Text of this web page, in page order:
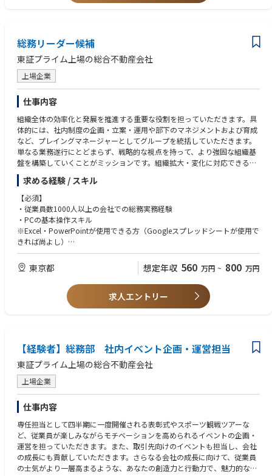
総務リーダー候補
東証プライム上場の総合不動産会社
上場企業
仕事内容
組織全体の効率化と発展を推進する重要な役割を担っていただきます。具
体的には、社内制度の企画・立案・運用や部下のマネジメントおよび育成
など、プレイングマネージャーとしてグループを統括していただきます。
単なる業務遂行にとどまらず、戦略的な視点を持って、より強固な組織基
盤を構築していくことがミッションです。組織拡大・変化に対応できる体
制構築や会社全体の成長に貢献していくことを期待しています。
【具体的には】
・総務部門の統括および戦略立案
・社内制度の企画・立案・運用
・部下のマネジメントおよび育成
・全社的な業務改善プロジェクトの推進
求める経験 / スキル
【必須】
・従業員数1000人以上の会社での総務実務経験
・PCの基本操作スキル
※Excel・PowerPointが使用できる方（Googleスプレッドシートが使用で
きれば尚よし）
【歓迎】
・マネジメント経験
・5年以上の総務部門での実務経験
・複数の総務業務領域（法務、人事、財務等）の経験
・業務改善・効率化プロジェクトの推進経験
【求める人物】
・リーダーシップを発揮し、部門を牽引できる方
・経営的視点を持ち、全社最適を考えられる方
東京都 想定年収 560 万円 ~ 800 万円
求人エントリー
【経験者】総務部 社内イベント企画・運営担当
東証プライム上場の総合不動産会社
上場企業
仕事内容
専任担当として四半期に一度開催される表彰式やスポーツ観戦ツアーな
ど、従業員が楽しみながらモチベーションを高められるイベントの企画・
運営を担っていただきます。また、取引先向けのイベントも担当し、会社
の成長にも貢献していただきます。さらなる会社の成長に向けて、従業員
の士気がより一層高まるような、あなたの創造力と行動力で、魅力的なイ